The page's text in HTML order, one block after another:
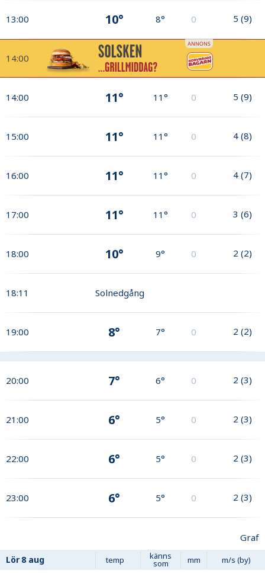
13:00 10° 8° 0 5 (9)
14:00
14:00 11° 11° 0 5 (9)
15:00 11° 11° 0 4 (8)
16:00 11° 11° 0 4 (7)
17:00 11° 11° 0 3 (6)
18:00 10° 9° 0 2 (2)
18:11 Solnedgång
19:00 8° 7° 0 2 (2)
20:00 7° 6° 0 2 (3)
21:00 6° 5° 0 2 (3)
22:00 6° 5° 0 2 (3)
23:00 6° 5° 0 2 (3)
Graf
Lör 8 aug temp känns
som mm m/s (by)